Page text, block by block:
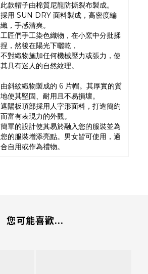
此款帽子由棉質尼龍防撕裂布製成。
採用 SUN DRY 面料製成，高密度編
織，手感清爽。
工匠們手工染色織物，在小窯中分批揉
捏，然後在陽光下曬乾，
不對織物施加任何機械壓力或張力，使
其具有迷人的自然紋理。
由斜紋織物製成的 6 片帽。其厚實的質
地使其堅固、耐用且不易損壞。
遮陽板頂部採用人字形面料，打造簡約
而富有表現力的外觀。
簡單的設計使其易於融入您的服裝並為
您的服裝增添亮點。男女皆可使用，適
合自用或作為禮物。
您可能喜歡...